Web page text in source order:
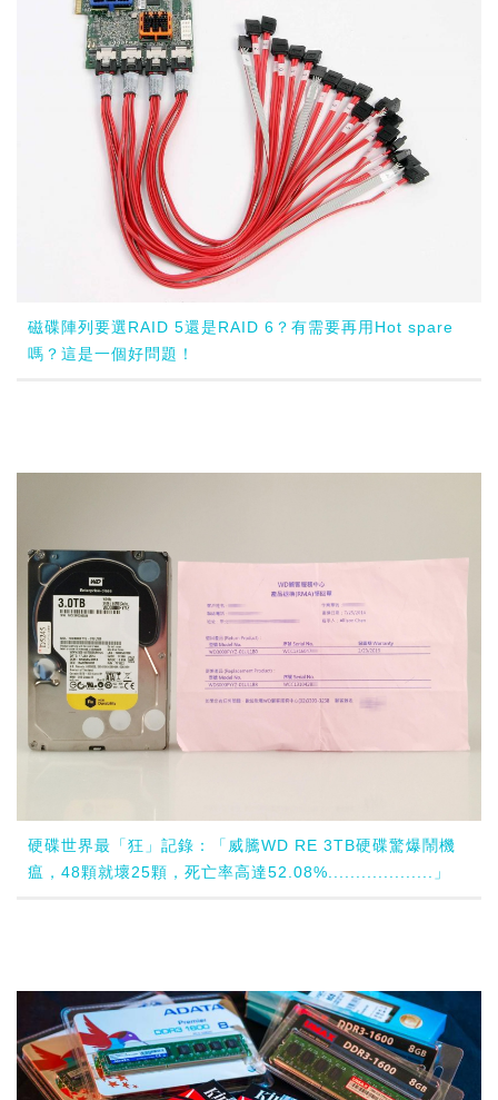
磁碟陣列要選RAID 5還是RAID 6？有需要再用Hot spare
嗎？這是一個好問題！
硬碟世界最「狂」記錄：「威騰WD RE 3TB硬碟驚爆鬧機
瘟，48顆就壞25顆，死亡率高達52.08%...................」